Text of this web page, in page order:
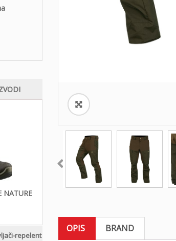
NATURE
repelent
OPIS BRAND